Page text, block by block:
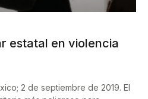
estatal en violencia
2 de septiembre de 2019. El